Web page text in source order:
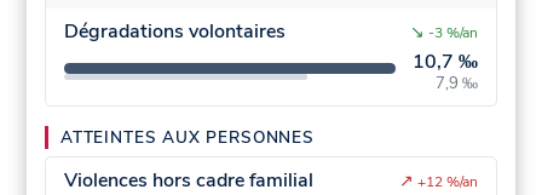
Dégradations volontaires
10,7 ‰
7,9 ‰
↘ -3 %/an
ATTEINTES AUX PERSONNES
Violences hors cadre familial
↗ +12 %/an